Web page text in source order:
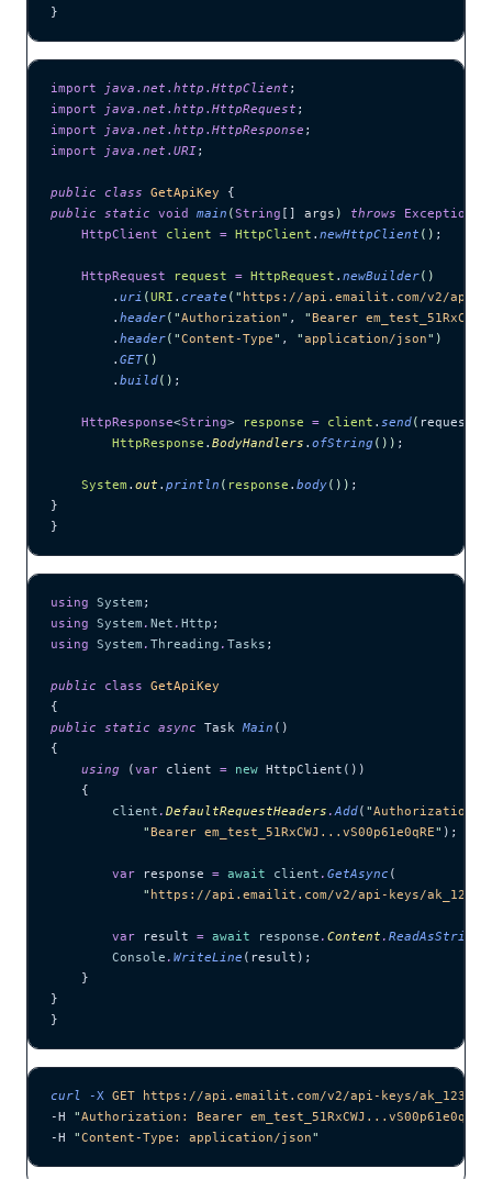
}
import java . net . http . HttpClient ;
import java . net . http . HttpRequest ;
import java . net . http . HttpResponse ;
import java . net . URI;
public class GetApiKey {
public static void main (String [] args ) throws Exception
    HttpClient
client = HttpClient . newHttpClient () ;
    HttpRequest
request = HttpRequest . newBuilder()
        .
uri (URI . create ( " https://api.emailit.com/v2/api-
        .
header( "Authorization" , "Bearer
        .
header( "Content-Type" , "application/json" )
        .
GET()
        .
build() ;
    HttpResponse
<String> response = client . send( request,
        HttpResponse
. BodyHandlers . ofString ()) ;
    System
. out . println ( response . body()) ;
}
}
using System ;
using System . Net . Http ;
using System . Threading . Tasks ;
public class GetApiKey
{
public static async Task Main ()
{
    using
(var client = new HttpClient())
    {
        client
. DefaultRequestHeaders .Add( "Authorization
            "
Bearer em_test_51RxCWJ...vS00p61e0qRE" );
        var
response = await client . GetAsync (
            "
https://api.emailit.com/v2/api-keys/
        var
result = await response . Content .
        Console
. WriteLine (result);
    }
}
}
curl -X GET https://api.emailit.com/v2/api-keys/
-H "Authorization: Bearer em_test_51RxCWJ...vS00p61e0qRE
-H "Content-Type: application/json"